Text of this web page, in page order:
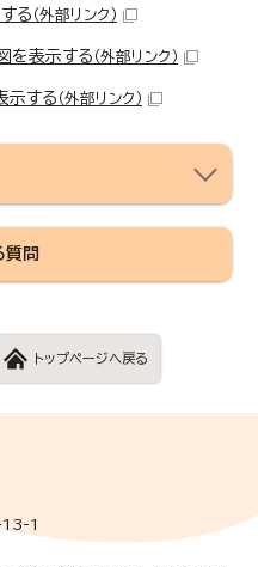
る （外部リンク）
を表示する （外部リンク）
示する （外部リンク）
質問
トップページへ戻る
13-1